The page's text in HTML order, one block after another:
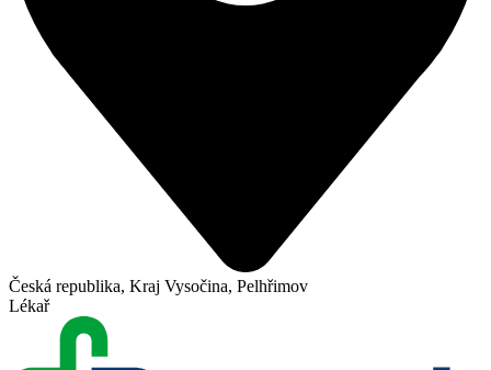
Česká republika, Kraj Vysočina, Pelhřimov
Lékař